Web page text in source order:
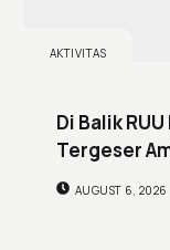
AKTIVITAS
Di Balik
Tergeser
AUGUST 6, 2026